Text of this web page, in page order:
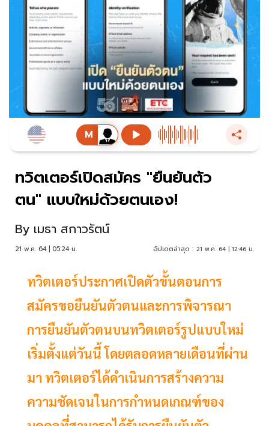
ทวิตเตอร์เปิดสมัคร "ยืนยันตัว
ตน" แบบใหม่ด้วยตนเอง!
By เมธา สกาวรัตน์
21 พ.ค. 64 | 05:24 น. อัปเดตล่าสุด : 21 พ.ค. 64 | 12:46 น.
ทวิตเตอร์ประกาศเปิดตัวขั้นตอนการ
สมัครขอยืนยันตัวตนและการพิจารณา
การยืนยันตัวตนบนทวิตเตอร์รูปแบบใหม่
เริ่มตั้งแต่วันนี้ โดยตลอดหลายเดือนที่ผ่าน
มา ทวิตเตอร์ได้ดำเนินการสร้างความ
ความชัดเจนในการกำหนดเกณฑ์ของ